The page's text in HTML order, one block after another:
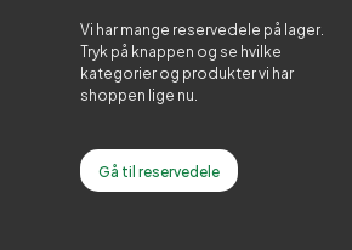
Vi har mange reservedele på lager.
Tryk på knappen og se hvilke
kategorier og produkter vi har
shoppen lige nu.
Gå til reservedele